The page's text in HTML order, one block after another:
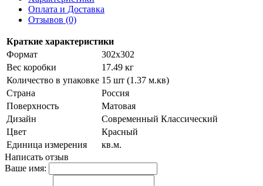
Оплата и Доставка
Отзывов (0)
Краткие характеристики
Формат
302х302
Вес коробки
17.49 кг
Количество в упаковке 15 шт (1.37 м.кв)
Страна
Россия
Поверхность
Матовая
Дизайн
Современный Классический
Цвет
Красный
Единица измерения
кв.м.
Написать отзыв
Ваше имя: